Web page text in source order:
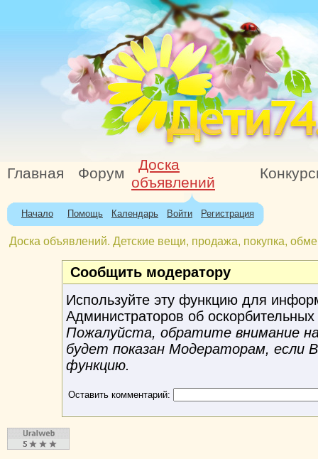
Главная Форум
Доска
объявлений
Начало Помощь Календарь Войти Регистрация
Доска объявлений. Детские вещи, продажа, покупка,
Сообщить модератору
Используйте эту функцию для
Администраторов об
Пожалуйста, обратите внимание
будет показан Модераторам, если
функцию.
Оставить комментарий: